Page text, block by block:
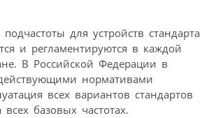
для устройств стандарта
и регламентируются в каждой
В Российской Федерации в
нормативами
всех вариантов стандартов
базовых частотах.